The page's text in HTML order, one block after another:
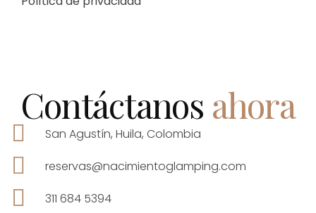
Contáctanos ahora
San Agustín, Huila, Colombia
reservas@nacimientoglamping.com
311 684 5394